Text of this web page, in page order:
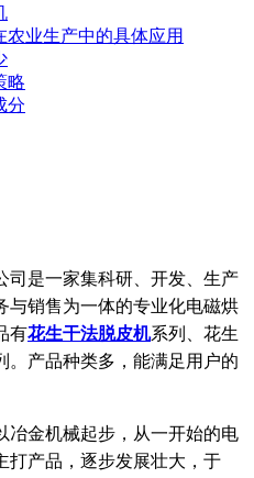
业生产中的具体应用
略
分
是一家集科研、开发、生产
与销售为一体的专业化电磁烘
有花生干法脱皮机系列、花生
。产品种类多，能满足用户的
金机械起步，从一开始的电
打产品，逐步发展壮大，于